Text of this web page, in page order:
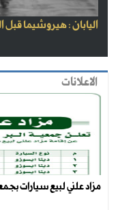
اليابان : هيروشيما قبل
الاعلانات
مزاد علني لبيع سيارات